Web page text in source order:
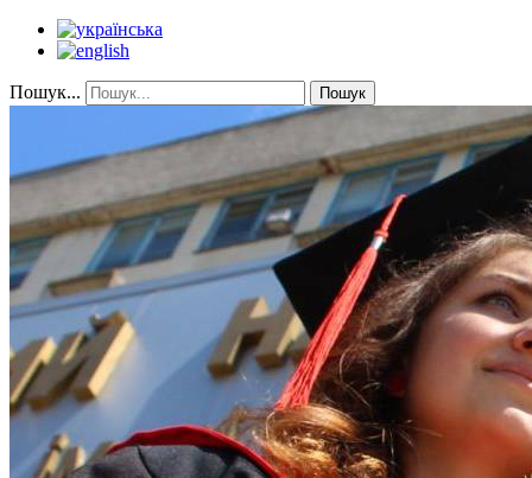
Пошук... Пошук